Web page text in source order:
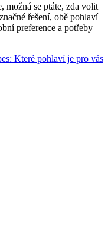
možná se ptáte, zda volit
řešení, obě pohlaví
preference a potřeby
Které pohlaví je pro vás